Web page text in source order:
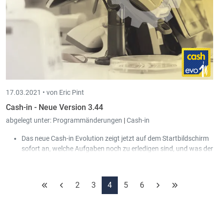
1 = Vollständiges Modell für Kapitalgesellschaften
(Version 2020)
2 = Vollständiges Model für Gesellschaften ohne Kapital
(Version 2020)
3 = Verkürztes Modell für kleine Kapitalgesellschaften
(Version 2020)
4 = Verkürztes Modell für kleine Gesellschaften ohne
17.03.2021 • von Eric Pint
Cash-in - Neue Version 3.44
abgelegt unter: Programmänderungen |Cash-in
Das neue Cash-in Evolution zeigt jetzt auf dem Startbildschirm
sofort an, welche Aufgaben noch zu erledigen sind, und was der
die neuen Kassenkontrollen jetzt automatisch im Hintergrund
2 3 4 5 6